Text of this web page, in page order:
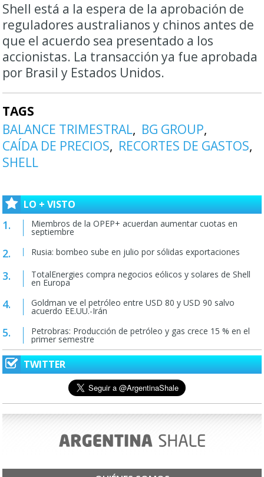
Shell está a la espera de la aprobación de
reguladores australianos y chinos antes de
que el acuerdo sea presentado a los
accionistas. La transacción ya fue aprobada
por Brasil y Estados Unidos.
TAGS
BALANCE TRIMESTRAL
BG GROUP
CAÍDA DE PRECIOS
RECORTES DE GASTOS
SHELL
LO + VISTO
Miembros de la OPEP+ acuerdan aumentar cuotas en
septiembre
Rusia: bombeo sube en julio por sólidas exportaciones
TotalEnergies compra negocios eólicos y solares de Shell
en Europa
Goldman ve el petróleo entre USD 80 y USD 90 salvo
acuerdo EE.UU.-Irán
Petrobras: Producción de petróleo y gas crece 15 % en el
primer semestre
TWITTER